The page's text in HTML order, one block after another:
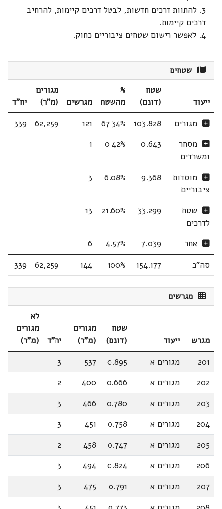
3. להתוות דרכים חדשות, לבטל דרכים קיימות, להרחיב
דרכים קיימות.
4. לאפשר רישום שטחים ציבוריים כחוק.
שטחים
ייעוד
שטח
(דונם)
%
מהשטח
מגרשים
מגורים
(מ"ר)
יח"ד
מגורים
103.828
67.34%
121
62,259
339
מסחר
ומשרדים
0.643
0.42%
1
מוסדות
ציבוריים
9.368
6.08%
3
שטח
לדרכים
33.299
21.60%
13
אחר 7.039
4.57%
6
סה"כ
154.177
100%
144
62,259
339
מגרשים
מגרש ייעוד
שטח
(דונם)
מגורים
(מ"ר)
יח"ד
לא
מגורים
(מ"ר)
201
מגורים א 0.895
537
3
202
מגורים א 0.666
400
2
203
מגורים א 0.780
466
3
204
מגורים א 0.758
451
3
205
מגורים א 0.747
458
2
206
מגורים א 0.824
494
3
207
מגורים א 0.791
475
3